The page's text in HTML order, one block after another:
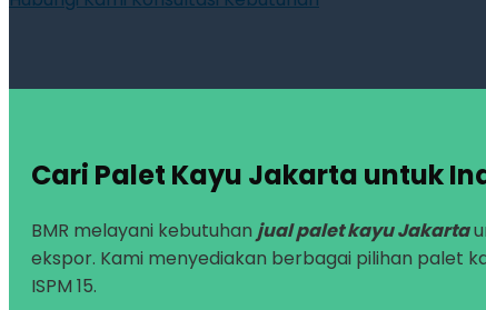
Cari Palet Kayu Jakarta untuk
BMR melayani kebutuhan jual palet kayu Jakarta
ekspor. Kami menyediakan berbagai pilihan palet
ISPM 15.